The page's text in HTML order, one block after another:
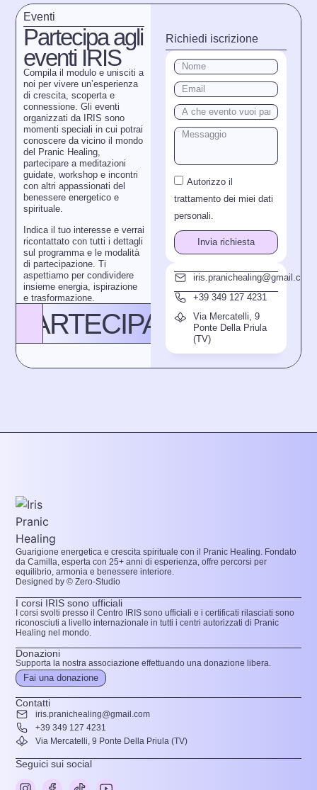
Eventi
Partecipa agli
eventi IRIS
Compila il modulo e unisciti a
noi per vivere un’esperienza
di crescita, scoperta e
connessione. Gli eventi
organizzati da IRIS sono
momenti speciali in cui potrai
conoscere da vicino il mondo
del Pranic Healing,
partecipare a meditazioni
guidate, workshop e incontri
con altri appassionati del
benessere energetico e
spirituale.
Indica il tuo interesse e verrai
ricontattato con tutti i dettagli
sul programma e le modalità
di partecipazione. Ti
aspettiamo per condividere
insieme energia, ispirazione
e trasformazione.
PARTECIPA AGLI
Richiedi iscrizione
Autorizzo il
trattamento dei miei dati
personali.
Invia richiesta
iris.pranichealing@gmail.com
+39 349 127 4231
Via Mercatelli, 9
Ponte Della Priula
(TV)
Guarigione energetica e crescita spirituale con il Pranic Healing. Fondato
da Camilla, esperta con 25+ anni di esperienza, offre percorsi per
equilibrio, armonia e benessere interiore.
Designed by © Zero-Studio
I corsi IRIS sono ufficiali
I corsi svolti presso il Centro IRIS sono ufficiali e i certificati rilasciati sono
riconosciuti a livello internazionale in tutti i centri autorizzati di Pranic
Healing nel mondo.
Donazioni
Supporta la nostra associazione effettuando una donazione libera.
Fai una donazione
Contatti
iris.pranichealing@gmail.com
+39 349 127 4231
Via Mercatelli, 9 Ponte Della Priula (TV)
Seguici sui social